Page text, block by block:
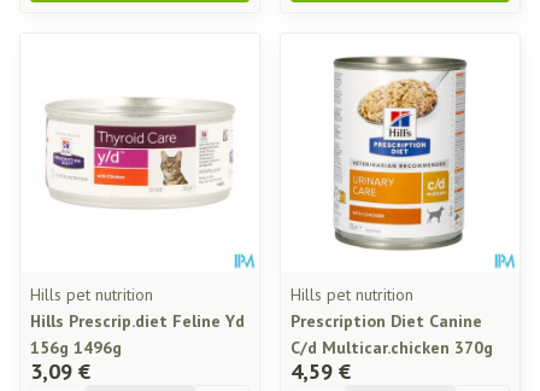
Hills pet nutrition
Hills Prescrip.diet Feline Yd
156g 1496g
3,09 €
Hills pet nutrition
Prescription Diet Canine
C/d Multicar.chicken 370g
4,59 €